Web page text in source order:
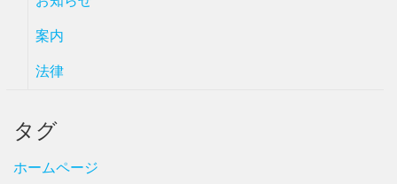
案内
法律
タグ
ホームページ